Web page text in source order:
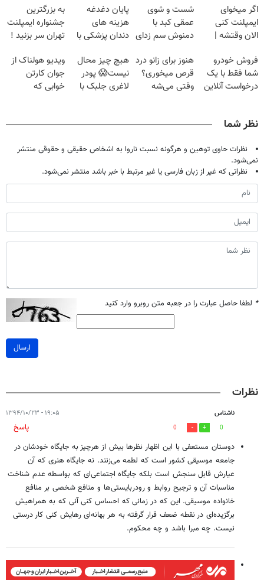
اگر میخوای
ایمپلنت کنی
الان وقتشه |
میلیون تومان!!!
شست و شوی
عمقی کبد با
دمنوش سم زدای
پایان دغدغه
هزینه های
دندان پزشکی با
خانگی
به بزرگترین
جشنواره ایمپلنت
تهران سر بزنید !
میلیون !
فروش خودرو
شما فقط با یک
درخواست آنلاین
هنوز برای زانو درد
قرص میخوری؟
وقتی می‌شه
هیچ چیز محال
نیست😱 پودر
لاغری جلبک با
ویدیو هولناک از
جوان کارتن
خوابی که
نظر شما
نظرات حاوی توهین و هرگونه نسبت ناروا به اشخاص حقیقی و حقوقی منتشر
نمی‌شود.
نظراتی که غیر از زبان فارسی یا غیر مرتبط با خبر باشد منتشر نمی‌شود.
* لطفا حاصل عبارت را در جعبه متن روبرو وارد کنید
ارسال
نظرات
ناشناس ۱۹:۰۵ - ۱۳۹۴/۱۰/۲۳
0
0
پاسخ
دوستان مستعفی با این اظهار نظرها بیش از هرچیز به جایگاه خودشان در
جامعه موسیقی کشور است که لطمه می‌زنند. نه جایگاه هنری که آن
عیارش قابل سنجش است بلکه جایگاه اجتماعی‌ای که بواسطه عدم شناخت
مناسبات آن و ترجیح روابط و رودربایستی‌ها و منافع شخصی بر منافع
خانواده موسیقی. این که در زمانی که احساس کنی آنی که به همراهیش
برگزیده‌ای در نقطه ضعف قرار گرفته به هر بهانه‌ای رهایش کنی کار درستی
نیست. چه مبرا باشد و چه محکوم.